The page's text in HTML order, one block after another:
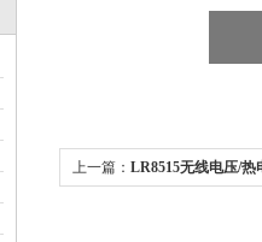
上一篇： LR8515无线电压/热